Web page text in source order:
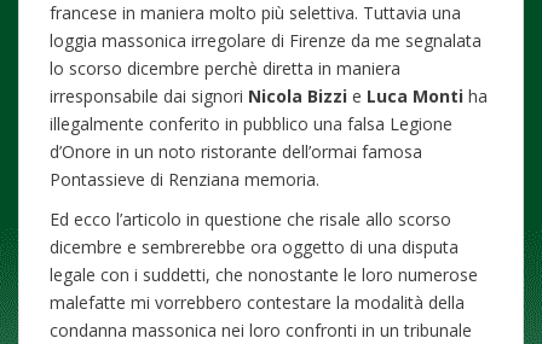
francese in maniera molto più selettiva. Tuttavia una
loggia massonica irregolare di Firenze da me segnalata
lo scorso dicembre perchè diretta in maniera
irresponsabile dai signori Nicola Bizzi e Luca Monti ha
illegalmente conferito in pubblico una falsa Legione
d’Onore in un noto ristorante dell’ormai famosa
Pontassieve di Renziana memoria.
Ed ecco l’articolo in questione che risale allo scorso
dicembre e sembrerebbe ora oggetto di una disputa
legale con i suddetti, che nonostante le loro numerose
malefatte mi vorrebbero contestare la modalità della
condanna massonica nei loro confronti in un tribunale